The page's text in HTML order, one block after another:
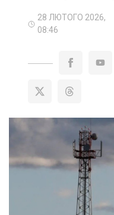
28 ЛЮТОГО 2026,
08:46